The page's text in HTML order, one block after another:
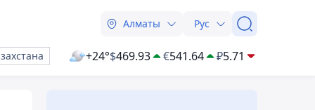
Алматы Рус
+24°$469.93 €541.64 ₽5.71